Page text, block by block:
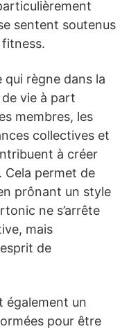
sentent soutenus
qui règne dans la
vie à part
membres, les
collectives et
à créer
Cela permet de
prônant un style
ne s’arrête
mais
de
également un
pour être